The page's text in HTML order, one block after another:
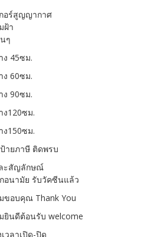
อร์สูญญากาศ
ฝ้า
ๆ
ง 45ซม.
ง 60ซม.
ง 90ซม.
ง120ซม.
ง150ซม.
ายภาษี ติดพรบ
ะสัญลักษณ์
อนามัย รับวัคซีนแล้ว
ขอบคุณ Thank You
ยินดีต้อนรับ welcome
วลาเปิด-ปิด